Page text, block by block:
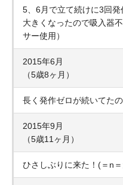
5、6月で立て続けに3回発
大きくなったので吸入器
サー使用）
2015年6月
（5歳8ヶ月）
長く発作ゼロが続いてた
2015年9月
（5歳11ヶ月）
ひさしぶりに来た！(＝n＝